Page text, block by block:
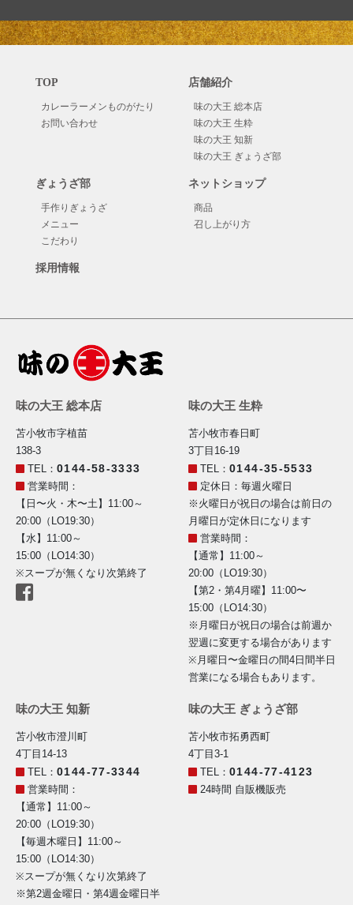
TOP
カレーラーメンものがたり
お問い合わせ
店舗紹介
味の大王 総本店
味の大王 生粋
味の大王 知新
味の大王 ぎょうざ部
ぎょうざ部
手作りぎょうざ
メニュー
こだわり
ネットショップ
商品
召し上がり方
採用情報
味の大王 総本店
苫小牧市字植苗
138-3
TEL： 0144-58-3333
営業時間：
【日〜火・木〜土】11:00～
20:00（LO19:30）
【水】11:00～
15:00（LO14:30）
※スープが無くなり次第終了
味の大王 生粋
苫小牧市春日町
3丁目16-19
TEL： 0144-35-5533
定休日：毎週火曜日
※火曜日が祝日の場合は前日の
月曜日が定休日になります
営業時間：
【通常】11:00～
20:00（LO19:30）
【第2・第4月曜】11:00〜
15:00（LO14:30）
※月曜日が祝日の場合は前週か
翌週に変更する場合があります
※月曜日〜金曜日の間4日間半日
営業になる場合もあります。
味の大王 知新
苫小牧市澄川町
4丁目14-13
TEL： 0144-77-3344
営業時間：
【通常】11:00～
20:00（LO19:30）
【毎週木曜日】11:00～
15:00（LO14:30）
※スープが無くなり次第終了
※第2週金曜日・第4週金曜日半
味の大王 ぎょうざ部
苫小牧市拓勇西町
4丁目3-1
TEL： 0144-77-4123
24時間 自販機販売